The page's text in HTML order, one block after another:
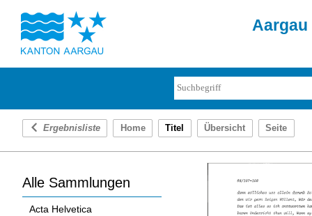
Ergebnisliste Home Titel Übersicht Seite
Alle Sammlungen
Acta Helvetica